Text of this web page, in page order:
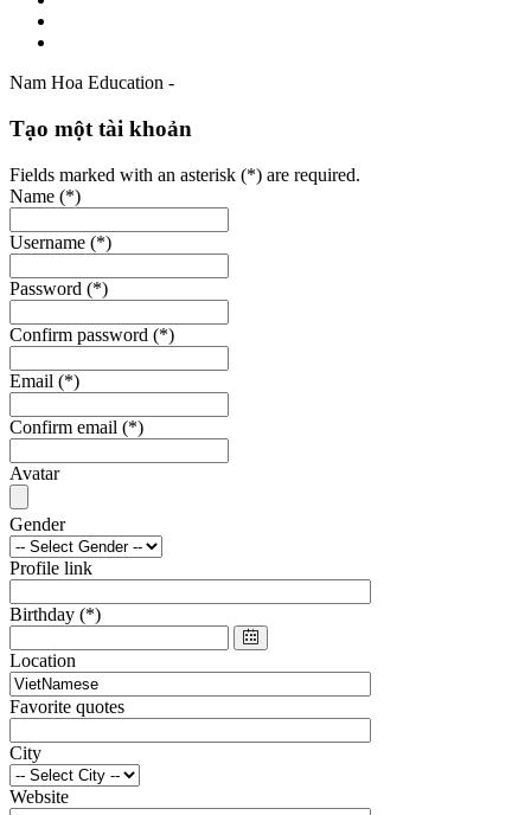
Nam Hoa Education -
Tạo một tài khoản
Fields marked with an asterisk (*) are required.
Name (*)
Username (*)
Password (*)
Confirm password (*)
Email (*)
Confirm email (*)
Avatar
Gender
Profile link
Birthday (*)
Location
Favorite quotes
City
Website